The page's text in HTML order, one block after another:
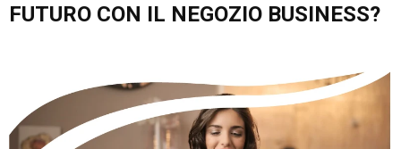
FUTURO CON IL NEGOZIO BUSINESS?